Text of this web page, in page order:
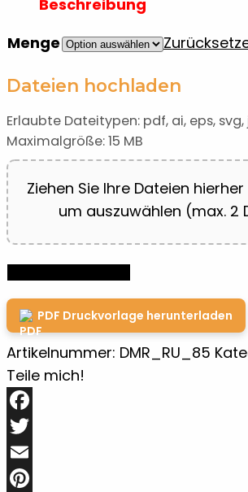
Beschreibung
Menge
Dateien hochladen
Erlaubte Dateitypen: pdf, ai, eps,
Maximalgröße: 15 MB
Ziehen Sie Ihre Dateien
um auszuwählen (max. 2
Roll-
Bannerdisplay
85
x
200
cm
Basic
Menge
PDF Druckvorlage herunterladen
Artikelnummer: DMR_RU_85
Teile mich!
Facebook
Twitter
Email